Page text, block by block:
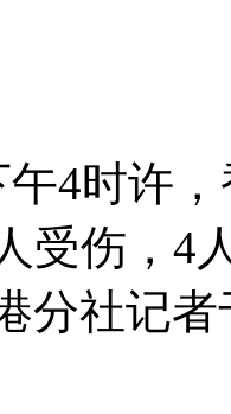
"苍蝇"
时许，
受伤，4
分社记